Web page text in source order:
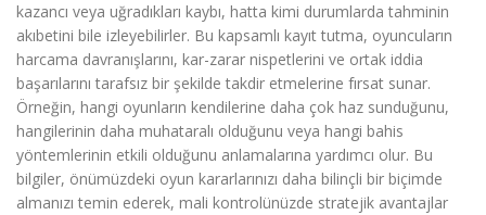
kazancı veya uğradıkları kaybı, hatta kimi durumlarda tahminin
akıbetini bile izleyebilirler. Bu kapsamlı kayıt tutma, oyuncuların
harcama davranışlarını, kar-zarar nispetlerini ve ortak iddia
başarılarını tarafsız bir şekilde takdir etmelerine fırsat sunar.
Örneğin, hangi oyunların kendilerine daha çok haz sunduğunu,
hangilerinin daha muhataralı olduğunu veya hangi bahis
yöntemlerinin etkili olduğunu anlamalarına yardımcı olur. Bu
bilgiler, önümüzdeki oyun kararlarınızı daha bilinçli bir biçimde
almanızı temin ederek, mali kontrolünüzde stratejik avantajlar